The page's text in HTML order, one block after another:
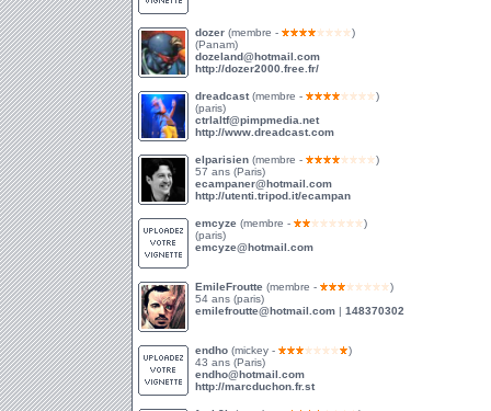
dozer (membre -
)
(Panam)
dozeland@hotmail.com
http://dozer2000.free.fr/
dreadcast(membre -
)
(paris)
ctrlaltf@pimpmedia.net
http://www.dreadcast.com
elparisien (membre -
)
57 ans (Paris)
ecampaner@hotmail.com
http://utenti.tripod.it/ecampan
emcyze (membre -
)
(paris)
emcyze@hotmail.com
EmileFroutte (membre -
)
54 ans (paris)
emilefroutte@hotmail.com | 148370302
endho (mickey -
)
43 ans (Paris)
endho@hotmail.com
http://marcduchon.fr.st